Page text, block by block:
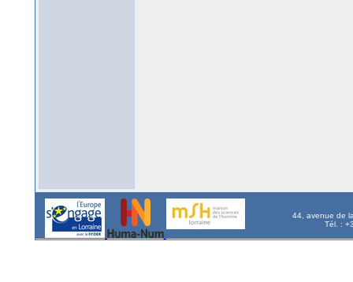
44, avenue de
Tél. :